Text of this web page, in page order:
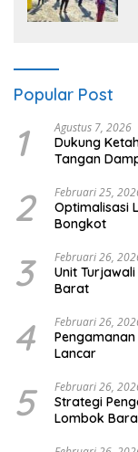
Popular Post
1 Agustus 7, 2026
Dukung
Tangan
2 Februari 25,
Optimalisasi
Bongkot
3 Februari 26,
Unit
Barat
4 Februari 26,
Lancar
5 Februari 26,
Strategi
Lombok